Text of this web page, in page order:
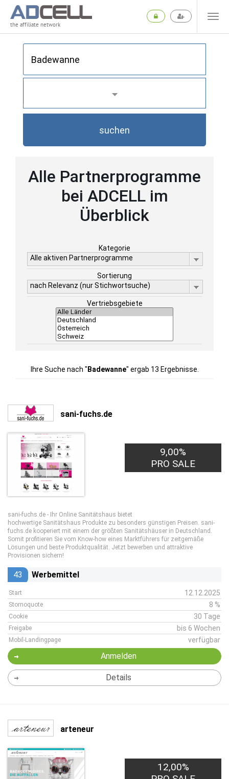
the affiliate network
suchen
Alle Partnerprogramme
bei ADCELL im
Überblick
Kategorie
Alle aktiven Partnerprogramme
Sortierung
nach Relevanz (nur Stichwortsuche)
Vertriebsgebiete
Ihre Suche nach " Badewanne" ergab 13 Ergebnisse.
sani-fuchs.de
9,00%
PRO SALE
sani-fuchs.de - Ihr Online Sanitätshaus bietet
hochwertige Sanitätshaus Produkte zu besonders günstigen Preisen. sani-
fuchs.de kooperiert mit einem der größten Sanitätshäuser in Deutschland.
Somit profitieren Sie vom Know-how eines Marktführers für zeitgemäße
Lösungen und beste Produktqualität. Jetzt bewerben und attraktive
Provisionen sichern!
43 Werbemittel
Start 12.12.2025
Stornoquote 8 %
Cookie 30 Tage
Freigabe bis 6 Wochen
Mobil-Landingpage verfügbar
Anmelden
Details
arteneur
12,00%